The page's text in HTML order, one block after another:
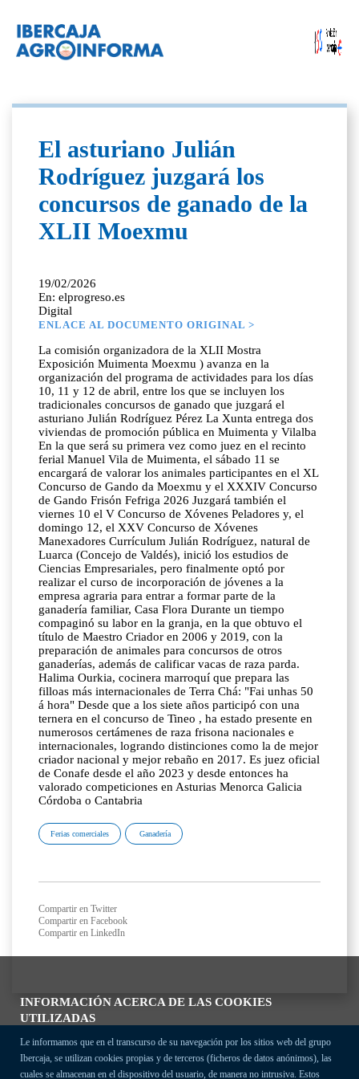
INFORMACIÓN ACERCA DE LAS COOKIES
UTILIZADAS
Le informamos que en el transcurso de su navegación por los sitios web del grupo
Ibercaja, se utilizan cookies propias y de terceros (ficheros de datos anónimos), las
cuales se almacenan en el dispositivo del usuario, de manera no intrusiva. Estos
El asturiano Julián
Rodríguez juzgará los
concursos de ganado de la
XLII Moexmu
19/02/2026
En: elprogreso.es
Digital
ENLACE AL DOCUMENTO ORIGINAL >
La comisión organizadora de la XLII Mostra
Exposición Muimenta Moexmu ) avanza en la
organización del programa de actividades para los días
10, 11 y 12 de abril, entre los que se incluyen los
tradicionales concursos de ganado que juzgará el
asturiano Julián Rodríguez Pérez La Xunta entrega dos
viviendas de promoción pública en Muimenta y Vilalba
En la que será su primera vez como juez en el recinto
ferial Manuel Vila de Muimenta, el sábado 11 se
encargará de valorar los animales participantes en el XL
Concurso de Gando da Moexmu y el XXXIV Concurso
de Gando Frisón Fefriga 2026 Juzgará también el
viernes 10 el V Concurso de Xóvenes Peladores y, el
domingo 12, el XXV Concurso de Xóvenes
Manexadores Currículum Julián Rodríguez, natural de
Luarca (Concejo de Valdés), inició los estudios de
Ciencias Empresariales, pero finalmente optó por
realizar el curso de incorporación de jóvenes a la
empresa agraria para entrar a formar parte de la
ganadería familiar, Casa Flora Durante un tiempo
compaginó su labor en la granja, en la que obtuvo el
título de Maestro Criador en 2006 y 2019, con la
preparación de animales para concursos de otros
ganaderías, además de calificar vacas de raza parda.
Halima Ourkia, cocinera marroquí que prepara las
filloas más internacionales de Terra Chá: "Fai unhas 50
á hora" Desde que a los siete años participó con una
ternera en el concurso de Tineo , ha estado presente en
numerosos certámenes de raza frisona nacionales e
internacionales, logrando distinciones como la de mejor
criador nacional y mejor rebaño en 2017. Es juez oficial
de Conafe desde el año 2023 y desde entonces ha
valorado competiciones en Asturias Menorca Galicia
Córdoba o Cantabria
Ferias comerciales Ganadería
Compartir en Twitter
Compartir en Facebook
Compartir en LinkedIn